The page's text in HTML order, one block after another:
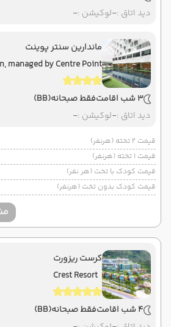
دید اتاق :-لوکیشن :-
ماندارین سنتر پوینت
managed by Centre Point
3 شب اقامت فقط صبحانه(BB)
دید اتاق :-لوکیشن :-
قیمت 2 تخته (هرنفر)
قیمت 1 تخته (هرنفر)
قیمت کودک با تخت (هر نفر)
قیمت کودک بدون تخت (هرنفر)
کرست ریزورت
Crest Resort
4 شب اقامت فقط صبحانه(BB)